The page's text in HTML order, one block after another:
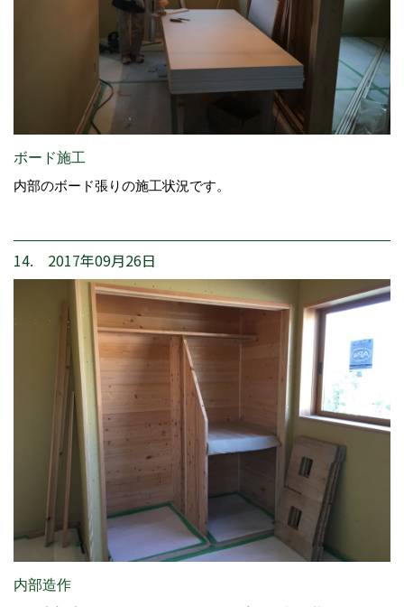
ボード施工
内部のボード張りの施工状況です。
14. 2017年09月26日
内部造作